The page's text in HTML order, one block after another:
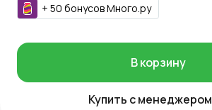
+ 50 бонусовМного.ру
В корзину
Купить с менеджером